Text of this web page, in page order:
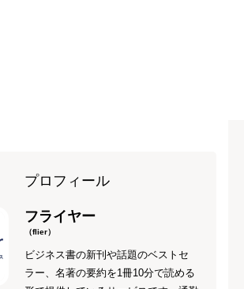
プロフィール
フライヤー
（flier）
ビジネス書の新刊や話題のベストセ
ラー、名著の要約を1冊10分で読める